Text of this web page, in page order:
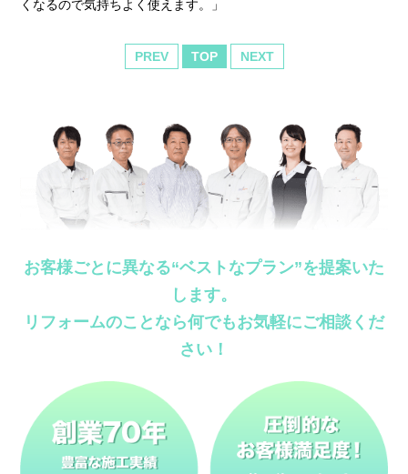
くなるので気持ちよく使えます。」
PREV TOP NEXT
お客様ごとに異なる“ベストなプラン”を提案いた
します。
リフォームのことなら何でもお気軽にご相談くだ
さい！